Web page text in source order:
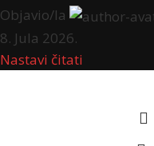
Objavio/la
8. Jula 2026.
Nastavi čitati